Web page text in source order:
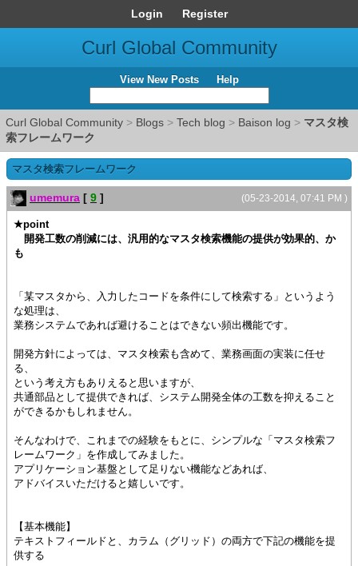
Login Register
Curl Global Community
View New Posts Help
Curl Global Community > Blogs > Tech blog > Baison log > マスタ検
索フレームワーク
マスタ検索フレームワーク
(05-23-2014, 07:41 PM )
umemura [ 9 ]
★point
開発工数の削減には、汎用的なマスタ検索機能の提供が効果的、か
も
「某マスタから、入力したコードを条件にして検索する」というよう
な処理は、
業務システムであれば避けることはできない頻出機能です。
開発方針によっては、マスタ検索も含めて、業務画面の実装に任せ
る、
という考え方もありえると思いますが、
共通部品として提供できれば、システム開発全体の工数を抑えること
ができるかもしれません。
そんなわけで、これまでの経験をもとに、シンプルな「マスタ検索フ
レームワーク」を作成してみました。
アプリケーション基盤として足りない機能などあれば、
アドバイスいただけると嬉しいです。
【基本機能】
テキストフィールドと、カラム（グリッド）の両方で下記の機能を提
供する